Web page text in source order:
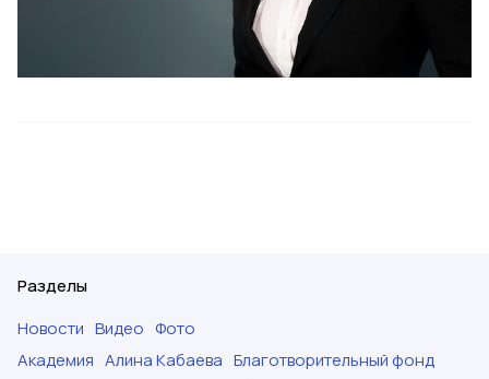
Разделы
Новости Видео Фото
Академия Алина Кабаева Благотворительный фонд